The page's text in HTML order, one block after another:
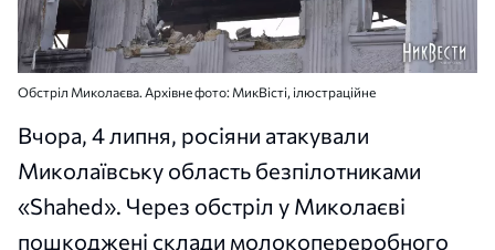
Обстріл Миколаєва. Архівне фото: МикВісті, ілюстраційне
Вчора, 4 липня, росіяни атакували
Миколаївську область безпілотниками
«Shahed». Через обстріл у Миколаєві
пошкоджені склади молокопереробного